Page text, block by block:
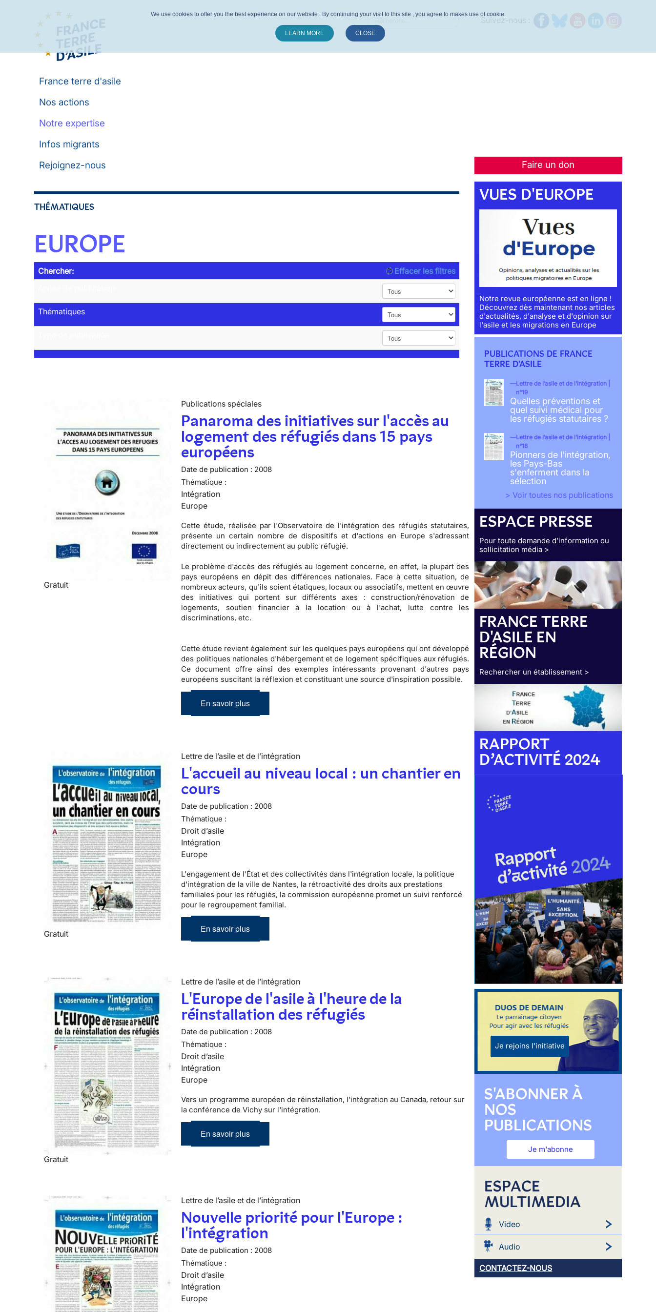
France terre d'asile
Nos actions
Notre expertise
Infos migrants
Faire un don
Rejoignez-nous
THÉMATIQUES
EUROPE
Chercher:
Effacer les filtres
Thématiques
Gratuit
Publications spéciales
Panaroma des initiatives sur l'accès au
logement des réfugiés dans 15 pays
européens
Date de publication : 2008
Thématique :
Intégration
Europe
Cette étude, réalisée par l'Observatoire de l'intégration des réfugiés statutaires,
présente un certain nombre de dispositifs et d'actions en Europe s'adressant
directement ou indirectement au public réfugié.
Le problème d'accès des réfugiés au logement concerne, en effet, la plupart des
pays européens en dépit des différences nationales. Face à cette situation, de
nombreux acteurs, qu'ils soientétatiques, locaux ou associatifs, mettent en œuvre
des initiatives qui portent sur différents axes :construction/rénovation de
logements, soutien financier à la location ou à l'achat, lutte contre les
discriminations, etc.
Cette étude revient également sur les quelques pays européens qui ont développé
des politiques nationales d'hébergement et de logement spécifiques aux réfugiés.
Ce document offre ainsi des exemples intéressants provenant d'autres pays
européens suscitant la réflexion et constituant une source d'inspiration possible.
En savoir plus
Gratuit
Lettre de l’asile et de l’intégration
L'accueil au niveau local : un chantier en
cours
Date de publication : 2008
Thématique :
Droit d’asile
Intégration
Europe
L'engagement de l’État et des collectivités dans l'intégration locale, la politique
d'intégration de la ville de Nantes, la rétroactivité des droits aux prestations
familiales pour les réfugiés, la commission européenne promet un suivi renforcé
pour le regroupement familial.
En savoir plus
Gratuit
Lettre de l’asile et de l’intégration
L'Europe de l'asile à l'heure de la
réinstallation des réfugiés
Date de publication : 2008
Thématique :
Droit d’asile
Intégration
Europe
Vers un programme européen de réinstallation, l'intégration au Canada, retour sur
la conférence de Vichy sur l'intégration.
En savoir plus
Lettre de l’asile et de l’intégration
Nouvelle priorité pour l'Europe :
l'intégration
Date de publication : 2008
Thématique :
Droit d’asile
Intégration
Europe
VUES D'EUROPE
Notre revue européenne est en ligne !
Découvrez dès maintenant nos articles
d'actualités, d'analyse et d'opinion sur
l'asile et les migrations en Europe
PUBLICATIONS DE FRANCE
TERRE D'ASILE
Lettre de l’asile et de l’intégration |
n°19
Quelles préventions et
quel suivi médical pour
les réfugiés statutaires ?
Lettre de l’asile et de l’intégration |
n°18
Pionners de l'intégration,
les Pays-Bas
s'enferment dans la
sélection
> Voir toutes nos publications
ESPACE PRESSE
Pour toute demande d’information ou
sollicitation média >
FRANCE TERRE
D'ASILE EN
RÉGION
Rechercher un établissement >
RAPPORT
D’ACTIVITÉ 2024
Je rejoins l'initiative
S'ABONNER À
NOS
PUBLICATIONS
Je m'abonne
ESPACE
MULTIMEDIA
Video
Audio
CONTACTEZ-NOUS
We use cookies to offer you the best experience on our website . By continuing your visit to this site , you agree to makes use of cookie.
LEARN MORE CLOSE